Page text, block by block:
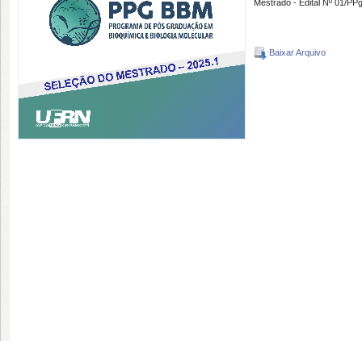
Mestrado - Edital Nº 01/
Baixar Arquivo